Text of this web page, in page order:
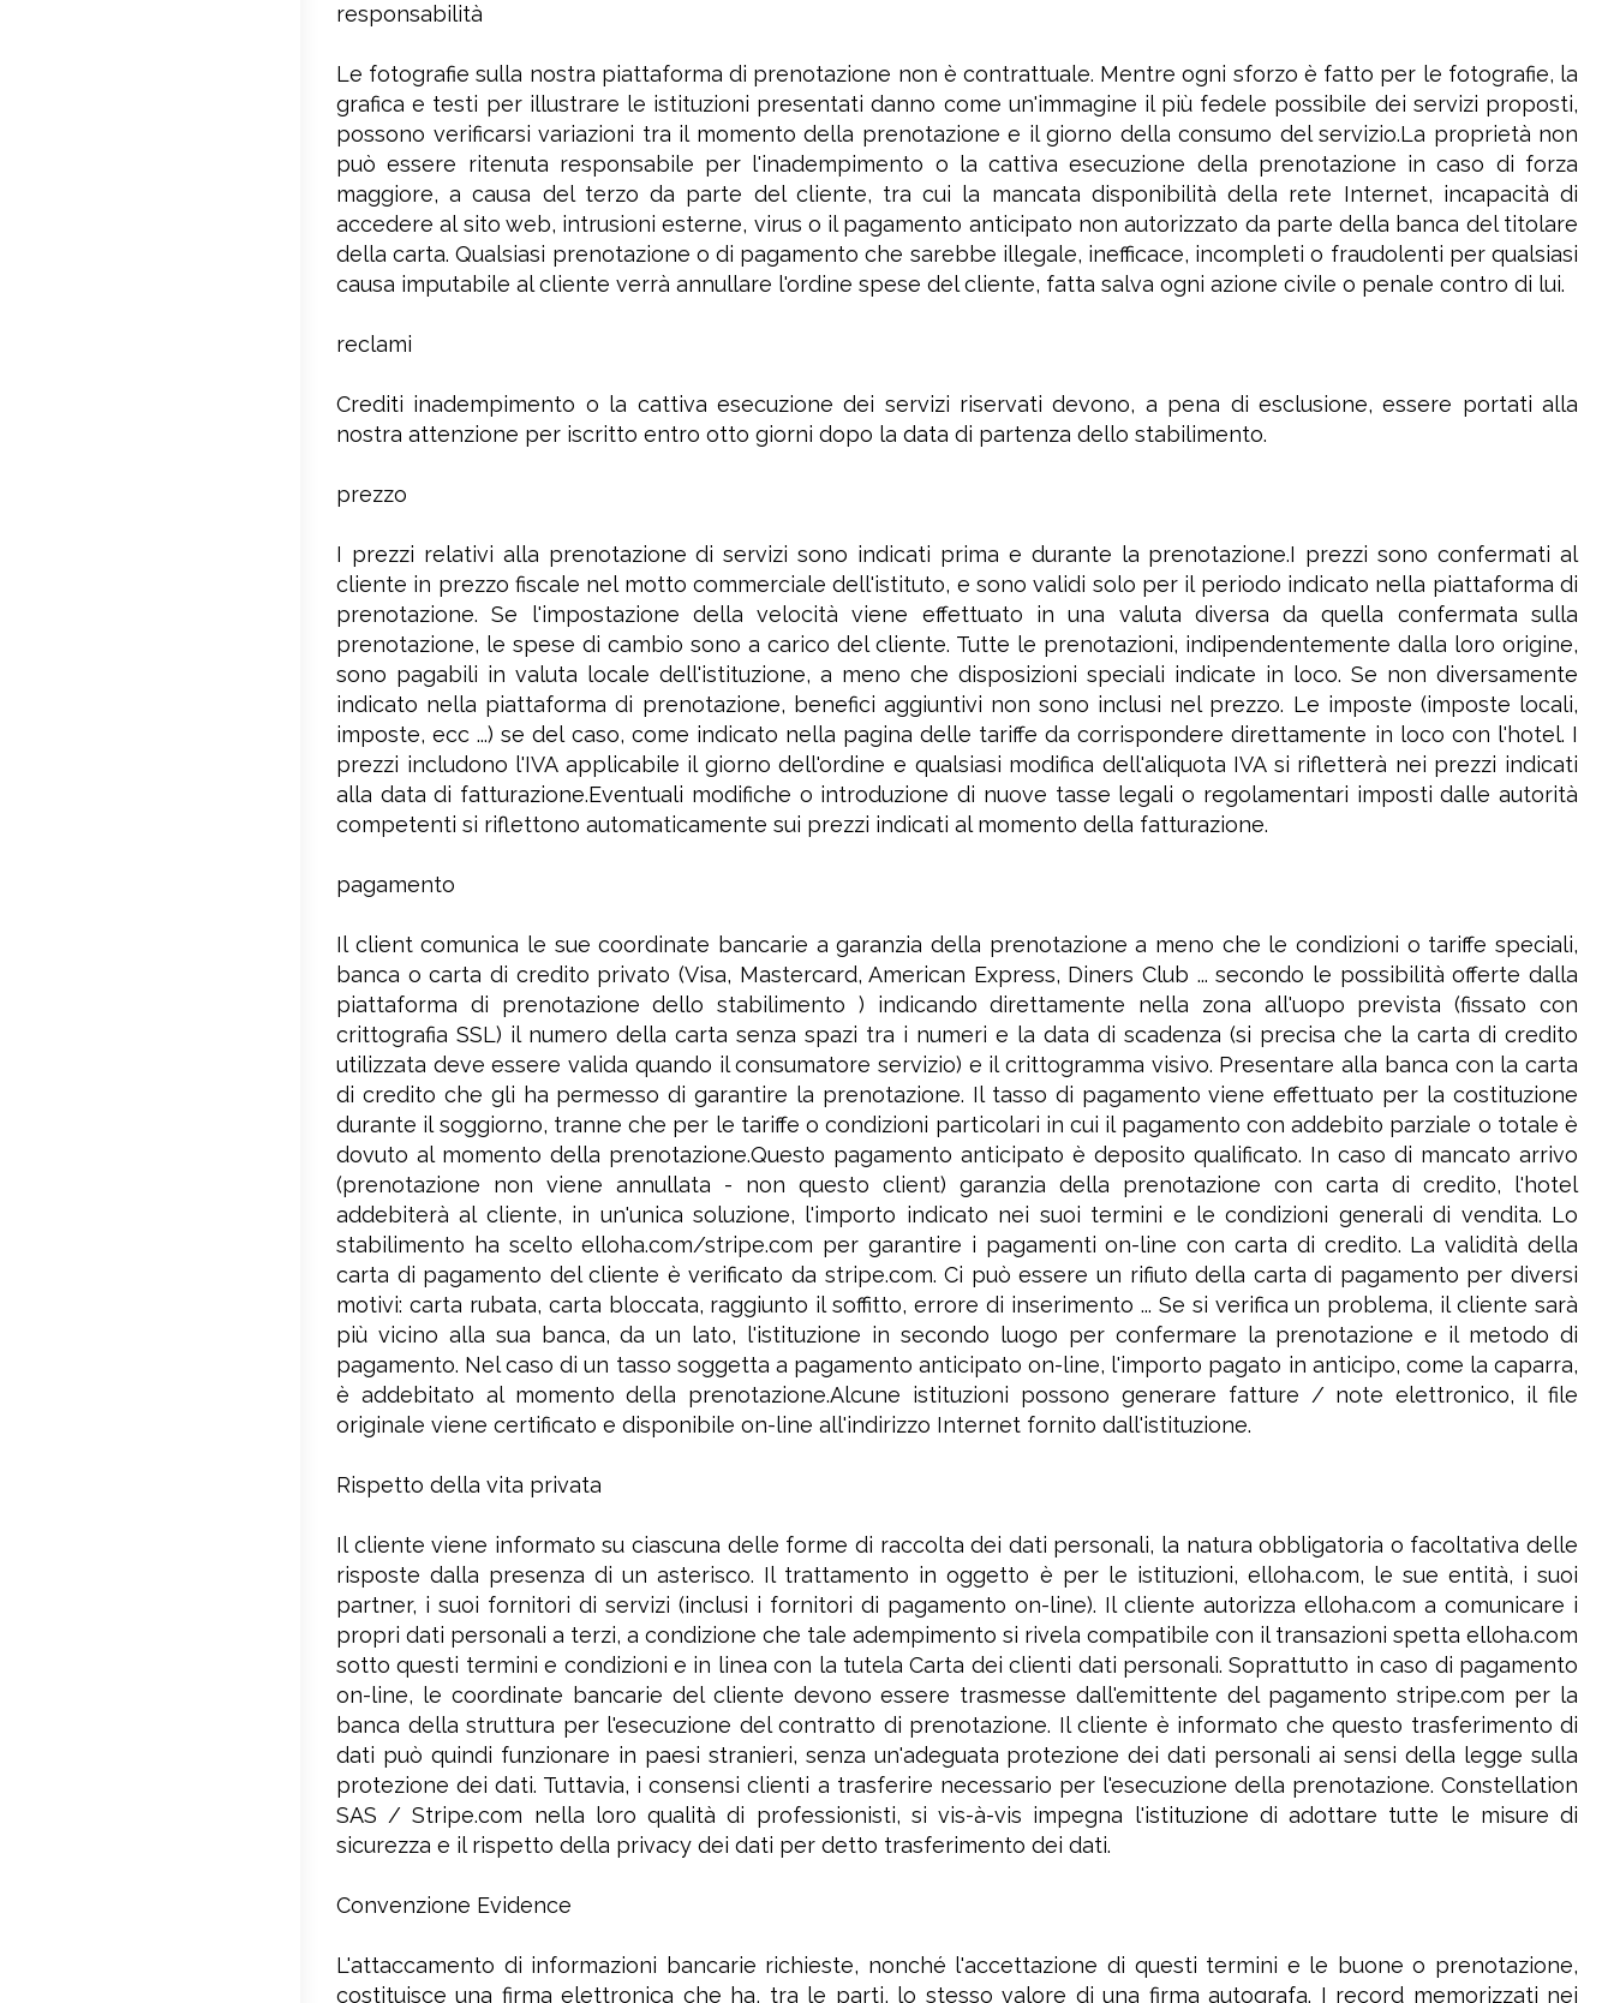
responsabilità
Le fotografie sulla nostra piattaforma di prenotazione non è contrattuale. Mentre ogni sforzo è fatto per le fotografie, la
grafica e testi per illustrare le istituzioni presentati danno come un'immagine il più fedele possibile dei servizi proposti,
possono verificarsi variazioni tra il momento della prenotazione e il giorno della consumo del servizio.La proprietà non
può essere ritenuta responsabile per l'inadempimento o la cattiva esecuzione della prenotazione in caso di forza
maggiore, a causa del terzo da parte del cliente, tra cui la mancata disponibilità della rete Internet, incapacità di
accedere al sito web, intrusioni esterne, virus o il pagamento anticipato non autorizzato da parte della banca del titolare
della carta. Qualsiasi prenotazione o di pagamento che sarebbe illegale, inefficace, incompleti o fraudolenti per qualsiasi
causa imputabile al cliente verrà annullare l'ordine spese del cliente, fatta salva ogni azione civile o penale contro di lui.
reclami
Crediti inadempimento o la cattiva esecuzione dei servizi riservati devono, a pena di esclusione, essere portati alla
nostra attenzione per iscritto entro otto giorni dopo la data di partenza dello stabilimento.
prezzo
I prezzi relativi alla prenotazione di servizi sono indicati prima e durante la prenotazione.I prezzi sono confermati al
cliente in prezzo fiscale nel motto commerciale dell'istituto, e sono validi solo per il periodo indicato nella piattaforma di
prenotazione. Se l'impostazione della velocità viene effettuato in una valuta diversa da quella confermata sulla
prenotazione, le spese di cambio sono a carico del cliente. Tutte le prenotazioni, indipendentemente dalla loro origine,
sono pagabili in valuta locale dell'istituzione, a meno che disposizioni speciali indicate in loco. Se non diversamente
indicato nella piattaforma di prenotazione, benefici aggiuntivi non sono inclusi nel prezzo. Le imposte (imposte locali,
imposte, ecc ...) se del caso, come indicato nella pagina delle tariffe da corrispondere direttamente in loco con l'hotel. I
prezzi includono l'IVA applicabile il giorno dell'ordine e qualsiasi modifica dell'aliquota IVA si rifletterà nei prezzi indicati
alla data di fatturazione.Eventuali modifiche o introduzione di nuove tasse legali o regolamentari imposti dalle autorità
competenti si riflettono automaticamente sui prezzi indicati al momento della fatturazione.
pagamento
Il client comunica le sue coordinate bancarie a garanzia della prenotazione a meno che le condizioni o tariffe speciali,
banca o carta di credito privato (Visa, Mastercard, American Express, Diners Club ... secondo le possibilità offerte dalla
piattaforma di prenotazione dello stabilimento ) indicando direttamente nella zona all'uopo prevista (fissato con
crittografia SSL) il numero della carta senza spazi tra i numeri e la data di scadenza (si precisa che la carta di credito
utilizzata deve essere valida quando il consumatore servizio) e il crittogramma visivo. Presentare alla banca con la carta
di credito che gli ha permesso di garantire la prenotazione. Il tasso di pagamento viene effettuato per la costituzione
durante il soggiorno, tranne che per le tariffe o condizioni particolari in cui il pagamento con addebito parziale o totale è
dovuto al momento della prenotazione.Questo pagamento anticipato è deposito qualificato. In caso di mancato arrivo
(prenotazione non viene annullata - non questo client) garanzia della prenotazione con carta di credito, l'hotel
addebiterà al cliente, in un'unica soluzione, l'importo indicato nei suoi termini e le condizioni generali di vendita. Lo
stabilimento ha scelto elloha.com/stripe.com per garantire i pagamenti on-line con carta di credito. La validità della
carta di pagamento del cliente è verificato da stripe.com. Ci può essere un rifiuto della carta di pagamento per diversi
motivi: carta rubata, carta bloccata, raggiunto il soffitto, errore di inserimento ... Se si verifica un problema, il cliente sarà
più vicino alla sua banca, da un lato, l'istituzione in secondo luogo per confermare la prenotazione e il metodo di
pagamento. Nel caso di un tasso soggetta a pagamento anticipato on-line, l'importo pagato in anticipo, come la caparra,
è addebitato al momento della prenotazione.Alcune istituzioni possono generare fatture / note elettronico, il file
originale viene certificato e disponibile on-line all'indirizzo Internet fornito dall'istituzione.
Rispetto della vita privata
Il cliente viene informato su ciascuna delle forme di raccolta dei dati personali, la natura obbligatoria o facoltativa delle
risposte dalla presenza di un asterisco. Il trattamento in oggetto è per le istituzioni, elloha.com, le sue entità, i suoi
partner, i suoi fornitori di servizi (inclusi i fornitori di pagamento on-line). Il cliente autorizza elloha.com a comunicare i
propri dati personali a terzi, a condizione che tale adempimento si rivela compatibile con il transazioni spetta elloha.com
sotto questi termini e condizioni e in linea con la tutela Carta dei clienti dati personali. Soprattutto in caso di pagamento
on-line, le coordinate bancarie del cliente devono essere trasmesse dall'emittente del pagamento stripe.com per la
banca della struttura per l'esecuzione del contratto di prenotazione. Il cliente è informato che questo trasferimento di
dati può quindi funzionare in paesi stranieri, senza un'adeguata protezione dei dati personali ai sensi della legge sulla
protezione dei dati. Tuttavia, i consensi clienti a trasferire necessario per l'esecuzione della prenotazione. Constellation
SAS / Stripe.com nella loro qualità di professionisti, si vis-à-vis impegna l'istituzione di adottare tutte le misure di
sicurezza e il rispetto della privacy dei dati per detto trasferimento dei dati.
Convenzione Evidence
L'attaccamento di informazioni bancarie richieste, nonché l'accettazione di questi termini e le buone o prenotazione,
costituisce una firma elettronica che ha, tra le parti, lo stesso valore di una firma autografa. I record memorizzati nei